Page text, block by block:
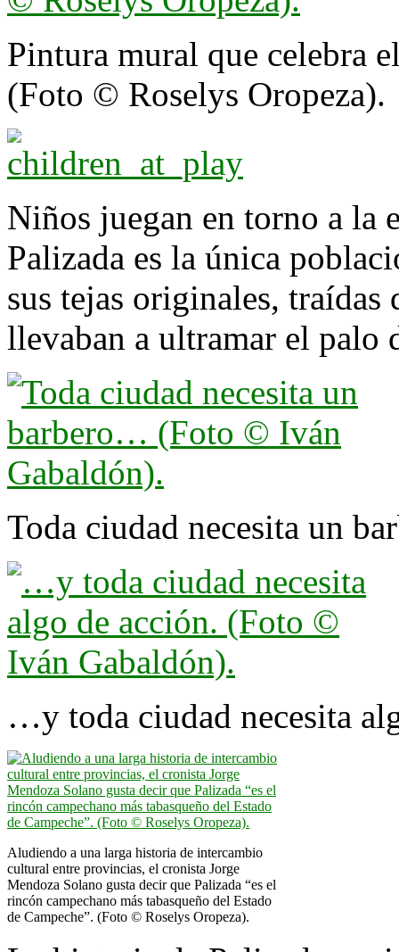
Pintura mural que celebra
(Foto © Roselys Oropeza).
Niños juegan en torno a la
Palizada es la única
sus tejas originales,
llevaban a ultramar el palo
Toda ciudad necesita un
…y toda ciudad necesita
Aludiendo a una larga historia de intercambio
cultural entre provincias, el cronista Jorge
Mendoza Solano gusta decir que Palizada “es el
rincón campechano más tabasqueño del Estado
de Campeche”. (Foto © Roselys Oropeza).